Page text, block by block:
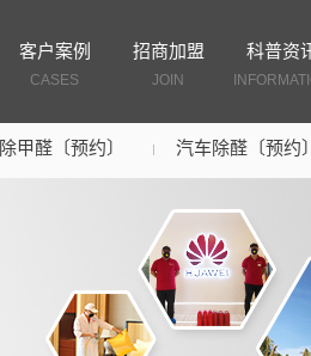
客户案例
CASES
招商加盟
JOIN
科普资
除甲醛〔预约〕 汽车除醛〔预约〕